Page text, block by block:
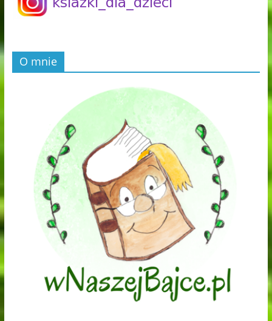
O mnie